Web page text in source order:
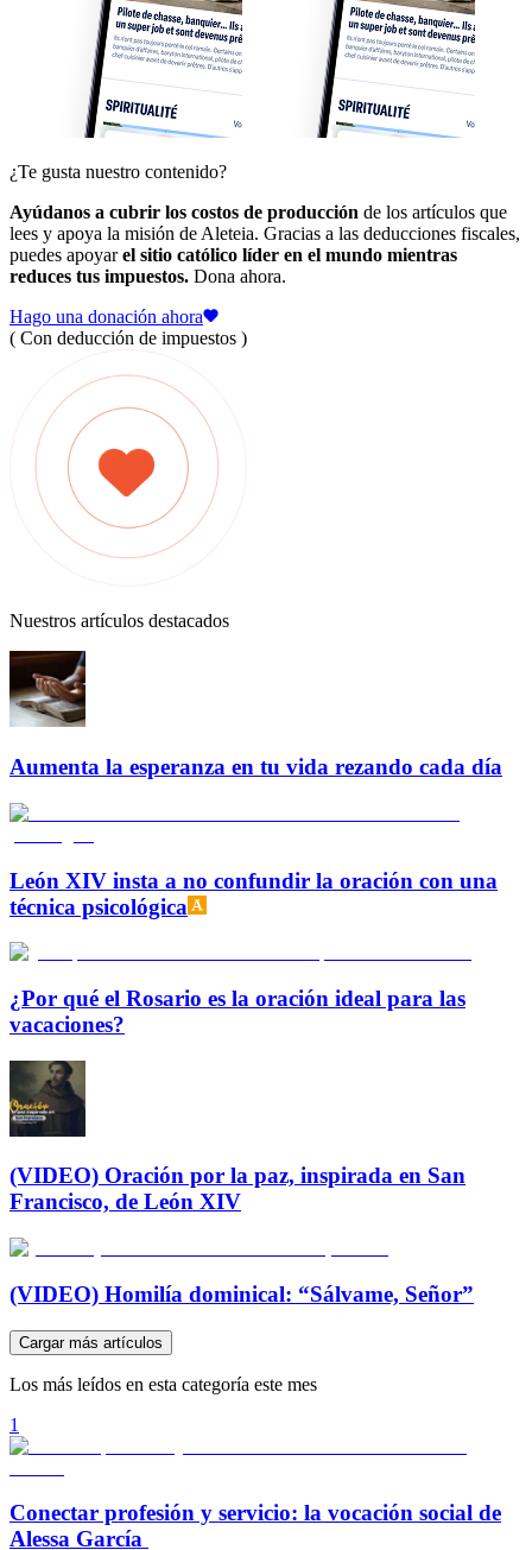
¿Te gusta nuestro contenido?
Ayúdanos a cubrir los costos de producción de los artículos que
lees y apoya la misión de Aleteia. Gracias a las deducciones fiscales,
puedes apoyarel sitio católico líder en el mundo mientras
reduces tus impuestos. Dona ahora.
Hago una donación ahora
( Con deducción de impuestos )
Nuestros artículos destacados
Aumenta la esperanza en tu vida rezando cada día
León XIV insta a no confundir la oración con una
técnica psicológica
¿Por qué el Rosario es la oración ideal para las
vacaciones?
(VIDEO) Oración por la paz, inspirada en San
Francisco, de León XIV
(VIDEO) Homilía dominical: “Sálvame, Señor”
Cargar más artículos
Los más leídos en esta categoría este mes
1
Conectar profesión y servicio: la vocación social de
Alessa García